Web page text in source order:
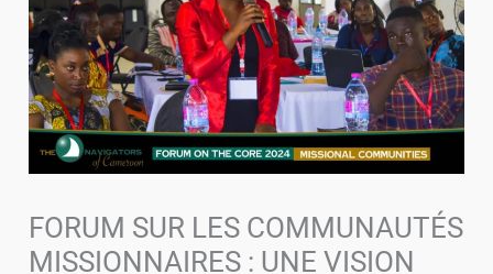
FORUM SUR LES COMMUNAUTÉS
MISSIONNAIRES : UNE VISION